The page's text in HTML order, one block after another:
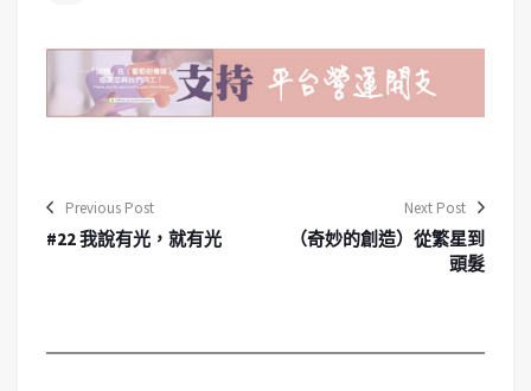
Previous Post
#22 我說有光，就有光
Next Post
（奇妙的創造）從繁星到
頭髮